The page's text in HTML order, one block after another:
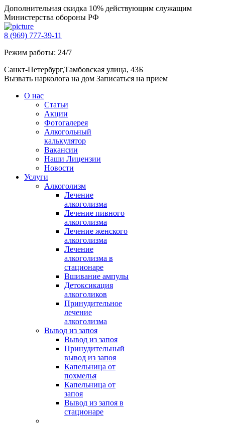
Дополнительная скидка 10% действующим служащим
Министерства обороны РФ
8 (969) 777-39-11
Режим работы: 24/7
Санкт-Петербург,Тамбовская улица, 43Б
Вызвать нарколога на дом Записаться на прием
О нас
Статьи
Акции
Фотогалерея
Алкогольный
калькулятор
Вакансии
Наши Лицензии
Новости
Услуги
Алкоголизм
Лечение
алкоголизма
Лечение пивного
алкоголизма
Лечение женского
алкоголизма
Лечение
алкоголизма в
стационаре
Вшивание ампулы
Детоксикация
алкоголиков
Принудительное
лечение
алкоголизма
Вывод из запоя
Вывод из запоя
Принудительный
вывод из запоя
Капельница от
похмелья
Капельница от
запоя
Вывод из запоя в
стационаре